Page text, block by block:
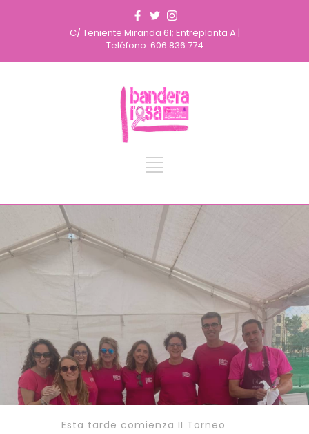
C/ Teniente Miranda 61; Entreplanta A |
Teléfono: 606 836 774
Esta tarde comienza II Torneo